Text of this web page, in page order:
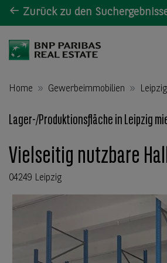
Zurück zu den
Home Gewerbeimmobilien Leipzig
Lager-/Produktionsfläche in Leipzig
Vielseitig nutzbare
04249 Leipzig